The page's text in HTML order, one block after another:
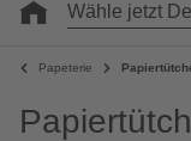
Wähle jetzt
Papeterie